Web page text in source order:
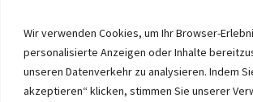
Wir verwenden Cookies, um Ihr Browser-
personalisierte Anzeigen oder Inhalte
unseren Datenverkehr zu analysieren. Indem
akzeptieren“ klicken, stimmen Sie unserer